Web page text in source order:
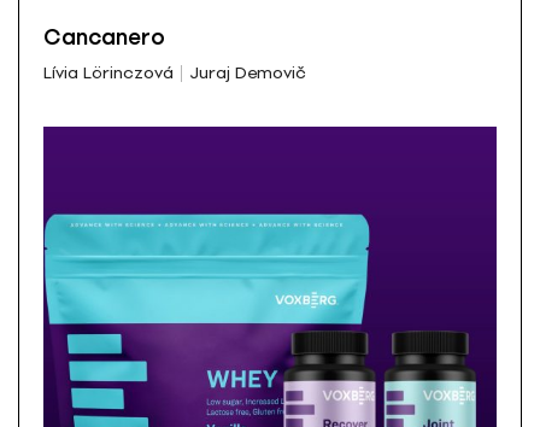
Cancanero
Lívia Lörinczová Juraj Demovič